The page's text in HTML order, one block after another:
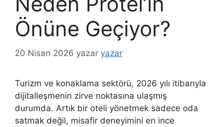
Önüne Geçiyor?
20 Nisan 2026 yazar yazar
Turizm ve konaklama sektörü, 2026 yılı itibarıyla
dijitalleşmenin zirve noktasına ulaşmış
durumda. Artık bir oteli yönetmek sadece oda
satmak değil, misafir deneyimini en ince